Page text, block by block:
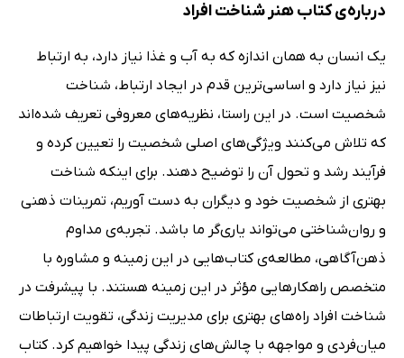
درباره‌ی کتاب هنر شناخت افراد
یک انسان به همان اندازه که به آب و غذا نیاز دارد، به ارتباط
نیز نیاز دارد و اساسی‌ترین قدم در ایجاد ارتباط، شناخت
شخصیت است. در این راستا، نظریه‌های معروفی تعریف شده‌اند
که تلاش می‌کنند ویژگی‌های اصلی شخصیت را تعیین کرده و
فرآیند رشد و تحول آن را توضیح دهند. برای اینکه شناخت
بهتری از شخصیت خود و دیگران به دست آوریم، تمرینات ذهنی
و روان‌شناختی می‌تواند یاری‌گر ما باشد. تجربه‌ی مداوم
ذهن‌آگاهی، مطالعه‌ی کتاب‌هایی در این زمینه و مشاوره با
متخصص راهکارهایی مؤثر در این زمینه هستند. با پیشرفت در
شناخت افراد راه‌های بهتری برای مدیریت زندگی، تقویت ارتباطات
میان‌فردی و مواجهه با چالش‌های زندگی پیدا خواهیم کرد. کتاب